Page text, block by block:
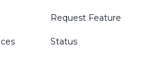
Request Feature
Status